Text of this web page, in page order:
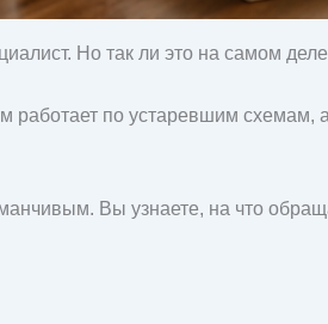
Но так ли это на самом
работает по устаревшим схемам,
Вы узнаете, на что